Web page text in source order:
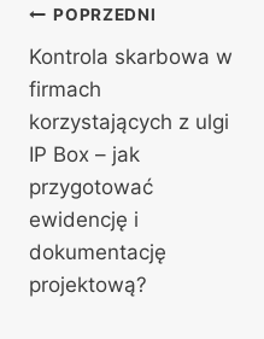
Nawigacja
wpisu
POPRZEDNI
Kontrola skarbowa w
firmach
korzystających z ulgi
IP Box – jak
przygotować
ewidencję i
dokumentację
projektową?